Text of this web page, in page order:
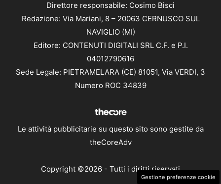
Direttore responsabile: Cosimo Bisci
Redazione: Via Mariani, 8 – 20063 CERNUSCO SUL
NAVIGLIO (MI)
Editore: CONTENUTI DIGITALI SRL C.F. e P.I.
04012790616
Sede Legale: PIETRAMELARA (CE) 81051, Via VERDI, 3
Numero ROC 34839
Le attività pubblicitarie su questo sito sono gestite da
theCoreAdv
Copyright ©2026 - Tutti i diritti riservati
Gestione preferenze cookie